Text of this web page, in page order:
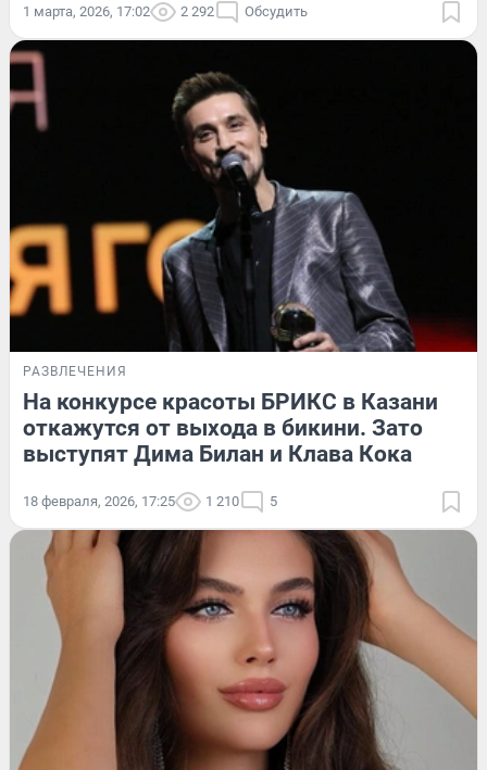
1 марта, 2026, 17:02 2 292 Обсудить
РАЗВЛЕЧЕНИЯ
На конкурсе красоты БРИКС в Казани
откажутся от выхода в бикини. Зато
выступят Дима Билан и Клава Кока
18 февраля, 2026, 17:25 1 210 5